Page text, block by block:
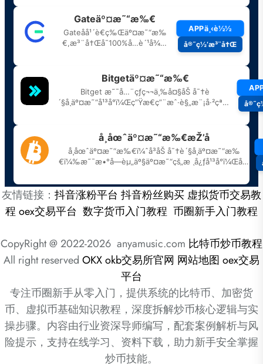
友情链接： 抖音涨粉平台 抖音粉丝购买虚拟货币交易教
程oex交易平台 数字货币入门教程 币圈新手入门教程
CopyRight @ 2022-2026 anyamusic.com 比特币炒币教程
All right reserved OKXokb交易所官网 网站地图 oex交易
平台
专注币圈新手从零入门，提供系统的比特币、加密货
币、虚拟币基础知识教程，深度拆解炒币核心逻辑与实
操步骤。内容由行业资深导师编写，配套案例解析与风
险提示，支持在线学习、资料下载，助力新手安全掌握
炒币技能。